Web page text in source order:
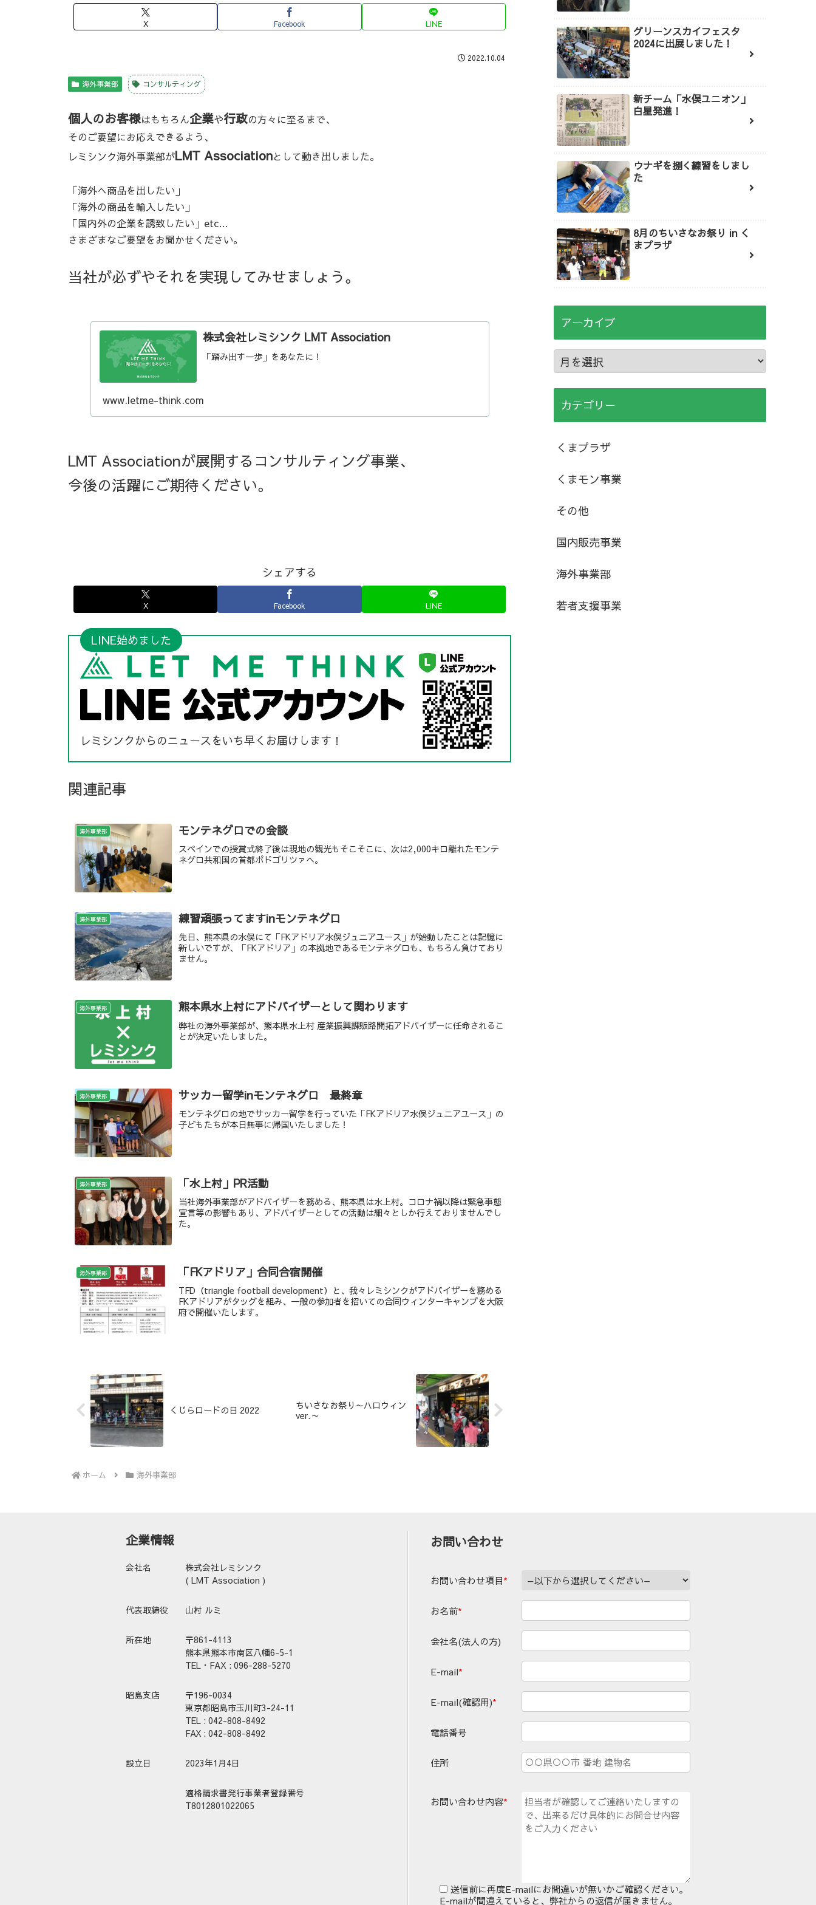
X Facebook LINE
2022.10.04
海外事業部 コンサルティング
個人のお客様はもちろん企業や行政の方々に至るまで、
そのご要望にお応えできるよう、
レミシンク海外事業部がLMT Associationとして動き出しました。
「海外へ商品を出したい」
「海外の商品を輸入したい」
「国内外の企業を誘致したい」etc…
さまざまなご要望をお聞かせください。
当社が必ずやそれを実現してみせましょう。
株式会社レミシンク LMT Association
「踏み出す一歩」をあなたに！
www.letme-think.com
LMT Associationが展開するコンサルティング事業、
今後の活躍にご期待ください。
シェアする
X Facebook LINE
LINE始めました
レミシンクからのニュースをいち早くお届けします！
関連記事
海外事業部 モンテネグロでの会談
スペインでの授賞式終了後は現地の観光もそこそこに、次は2,000キロ離れたモンテ
ネグロ共和国の首都ポドゴリツァへ。
海外事業部 練習頑張ってますinモンテネグロ
先日、熊本県の水俣にて「FKアドリア水俣ジュニアユース」が始動したことは記憶に
新しいですが、「FKアドリア」の本拠地であるモンテネグロも、もちろん負けており
ません。
海外事業部 熊本県水上村にアドバイザーとして関わります
弊社の海外事業部が、熊本県水上村 産業振興課販路開拓アドバイザーに任命されるこ
とが決定いたしました。
海外事業部 サッカー留学inモンテネグロ 最終章
モンテネグロの地でサッカー留学を行っていた「FKアドリア水俣ジュニアユース」の
子どもたちが本日無事に帰国いたしました！
海外事業部 「水上村」PR活動
当社海外事業部がアドバイザーを務める、熊本県は水上村。コロナ禍以降は緊急事態
宣言等の影響もあり、アドバイザーとしての活動は細々としか行えておりませんでし
た。
海外事業部 「FKアドリア」合同合宿開催
TFD（triangle football development）と、我々レミシンクがアドバイザーを務める
FKアドリアがタッグを組み、一般の参加者を招いての合同ウィンターキャンプを大阪
府で開催いたします。
くじらロードの日 2022
ちいさなお祭り～ハロウィン
ver.～
ホーム 海外事業部
グリーンスカイフェスタ
2024に出展しました！
新チーム「水俣ユニオン」
白星発進！
ウナギを捌く練習をしまし
た
8月のちいさなお祭り in く
まプラザ
アーカイブ
カテゴリー
くまプラザ
くまモン事業
その他
国内販売事業
海外事業部
若者支援事業
企業情報
会社名
株式会社レミシンク
( LMT Association )
代表取締役 山村 ルミ
所在地
〒861-4113
熊本県熊本市南区八幡6-5-1
TEL・FAX : 096-288-5270
昭島支店
〒196-0034
東京都昭島市玉川町3-24-11
TEL : 042-808-8492
FAX : 042-808-8492
設立日 2023年1月4日
適格請求書発行事業者登録番号
T8012801022065
お問い合わせ
お問い合わせ項目*
お名前*
会社名(法人の方)
E-mail*
E-mail(確認用)*
電話番号
住所
お問い合わせ内容*
送信前に再度E-mailにお間違いが無いかご確認ください。
E-mailが間違えていると、弊社からの返信が届きません。